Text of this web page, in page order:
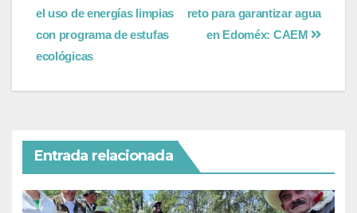
reto para garantizar agua
en Edoméx: CAEM
el uso de energías limpias
con programa de estufas
ecológicas
Entrada relacionada